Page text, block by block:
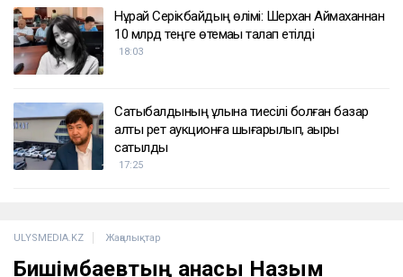
Нұрай Серікбайдың өлімі: Шерхан Аймаханнан
10 млрд теңге өтемақы талап етілді
18:03
Сатыбалдының ұлына тиесілі болған базар
алты рет аукционға шығарылып, ақыры
сатылды
17:25
ULYSMEDIA.KZ Жаңалықтар
Бишімбаевтың анасы Назым